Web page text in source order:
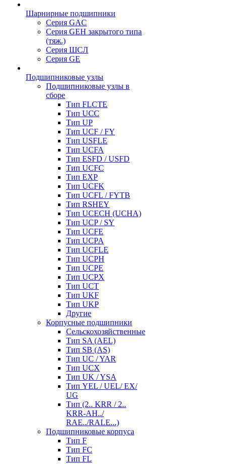
Шарнирные подшипники
Серия GAC
Серия GEH закрытого типа
(тяж.)
Серия ШСЛ
Серия GE
Подшипниковые узлы
Подшипниковые узлы в
сборе
Тип FLCTE
Тип UCC
Тип UP
Тип UCF / FY
Тип USFLE
Тип UCFA
Тип ESFD / USFD
Тип UCFC
Тип EXP
Тип UCFK
Тип UCFL / FYTB
Тип RSHEY
Тип UCECH (UCHA)
Тип UCP / SY
Тип UCFE
Тип UCPA
Тип UCFLE
Тип UCPH
Тип UCPE
Тип UCPX
Тип UCT
Тип UKF
Тип UKP
Другие
Корпусные подшипники
Сельскохозяйственные
Тип SA (AEL)
Тип SB (AS)
Тип UC / YAR
Тип UCX
Тип UK / YSA
Тип YEL / UEL/ EX/
UG
Тип (2.. KRR / 2..
KRR-AH../
RAE../RALE...)
Подшипниковые корпуса
Тип F
Тип FC
Тип FL